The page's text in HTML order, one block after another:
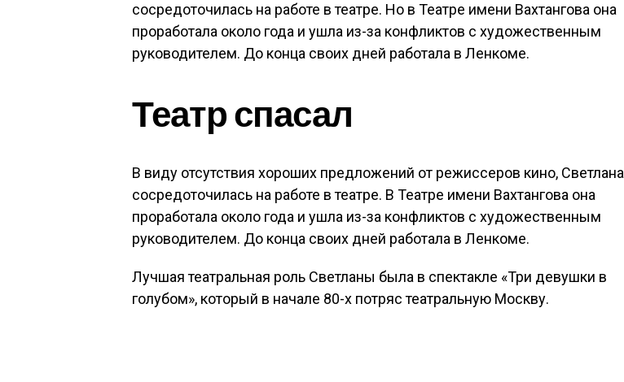
сосредоточилась на работе в театре. Но в Театре имени Вахтангова она
проработала около года и ушла из-за конфликтов с художественным
руководителем. До конца своих дней работала в Ленкоме.
Театр спасал
В виду отсутствия хороших предложений от режиссеров кино, Светлана
сосредоточилась на работе в театре. В Театре имени Вахтангова она
проработала около года и ушла из-за конфликтов с художественным
руководителем. До конца своих дней работала в Ленкоме.
Лучшая театральная роль Светланы была в спектакле «Три девушки в
голубом», который в начале 80-х потряс театральную Москву.